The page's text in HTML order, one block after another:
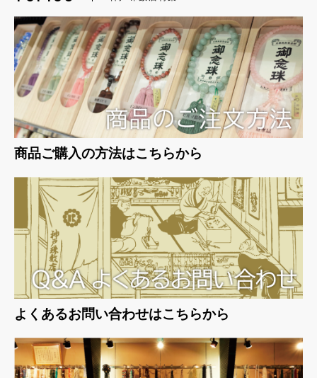
商品ご購入の方法はこちらから
よくあるお問い合わせはこちらから